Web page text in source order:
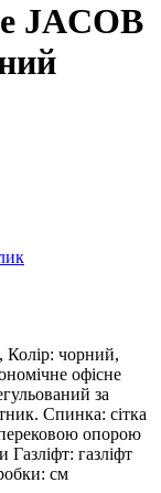
JACOB
Колір: чорний,
офісне
за
Спинка: сітка
опорою
газліфт
см